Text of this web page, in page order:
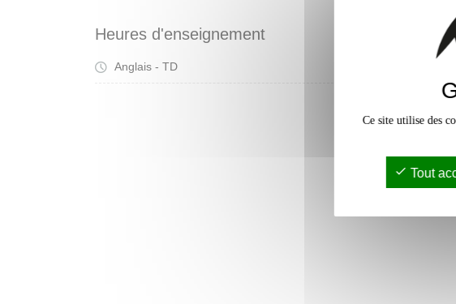
Heures d'enseignement
Anglais - TD
Ce site utilise des
Tout